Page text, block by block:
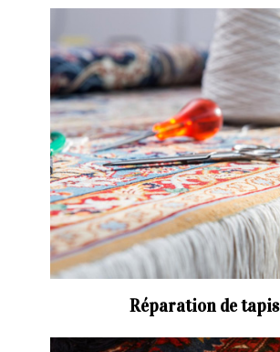
Réparation de tapis